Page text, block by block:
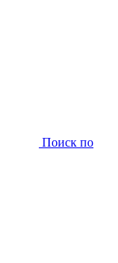
Поиск по